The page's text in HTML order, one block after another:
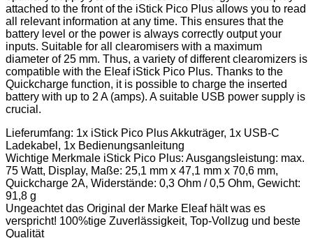
attached to the front of the iStick Pico Plus allows you to read
all relevant information at any time. This ensures that the
battery level or the power is always correctly output your
inputs. Suitable for all clearomisers with a maximum
diameter of 25 mm. Thus, a variety of different clearomizers is
compatible with the Eleaf iStick Pico Plus. Thanks to the
Quickcharge function, it is possible to charge the inserted
battery with up to 2 A (amps). A suitable USB power supply is
crucial.
Lieferumfang: 1x iStick Pico Plus Akkuträger, 1x USB-C
Ladekabel, 1x Bedienungsanleitung
Wichtige Merkmale iStick Pico Plus: Ausgangsleistung: max.
75 Watt, Display, Maße: 25,1 mm x 47,1 mm x 70,6 mm,
Quickcharge 2A, Widerstände: 0,3 Ohm / 0,5 Ohm, Gewicht:
91,8 g
Ungeachtet das Original der Marke Eleaf hält was es
verspricht! 100%tige Zuverlässigkeit, Top-Vollzug und beste
Qualität